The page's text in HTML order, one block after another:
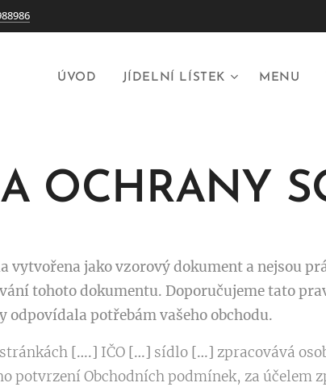
ÚVOD JÍDELNÍ LÍSTEK MENU
OCHRANY
jako vzorový dokument a nejsou
tohoto dokumentu. Doporučujeme tato
potřebám vašeho obchodu.
[….] IČO […] sídlo […] zpracovává
potvrzení Obchodních podmínek, za účelem